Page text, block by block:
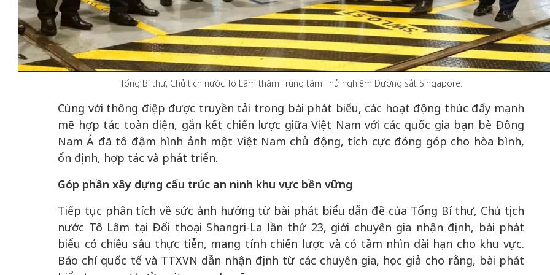
Tổng Bí thư, Chủ tịch nước Tô Lâm thăm Trung tâm Thử nghiệm Đường sắt Singapore.
Cùng với thông điệp được truyền tải trong bài phát biểu, các hoạt động thúc đẩy mạnh
mẽ hợp tác toàn diện, gắn kết chiến lược giữa Việt Nam với các quốc gia bạn bè Đông
Nam Á đã tô đậm hình ảnh một Việt Nam chủ động, tích cực đóng góp cho hòa bình,
ổn định, hợp tác và phát triển.
Góp phần xây dựng cấu trúc an ninh khu vực bền vững
Tiếp tục phân tích về sức ảnh hưởng từ bài phát biểu dẫn đề của Tổng Bí thư, Chủ tịch
nước Tô Lâm tại Đối thoại Shangri-La lần thứ 23, giới chuyên gia nhận định, bài phát
biểu có chiều sâu thực tiễn, mang tính chiến lược và có tầm nhìn dài hạn cho khu vực.
Báo chí quốc tế và TTXVN dẫn nhận định từ các chuyên gia, học giả cho rằng, bài phát
50 năm Việt Nam gia
nhập UNESCO: Khơi
nguồn nội lực văn hóa,
định hình vị thế kiến
tạo | Kỳ 4: Sáng kiến
làm nên diện mạo mới
50 năm Việt Nam gia
nhập UNESCO: Khơi
nguồn nội lực văn hóa,
định hình vị thế kiến
tạo | Kỳ 3: Hội nhập
quốc tế bằng bản lĩnh
50 năm Việt Nam gia
nhập UNESCO: Khơi
nguồn nội lực văn hóa,
định hình vị thế kiến
tạo | Kỳ 1: Khát vọng
hòa bình thể hiện trong
quyết định lịch sử
50 năm Việt
nguồn nội lực,
vị thế kiến
Chuyển hóa